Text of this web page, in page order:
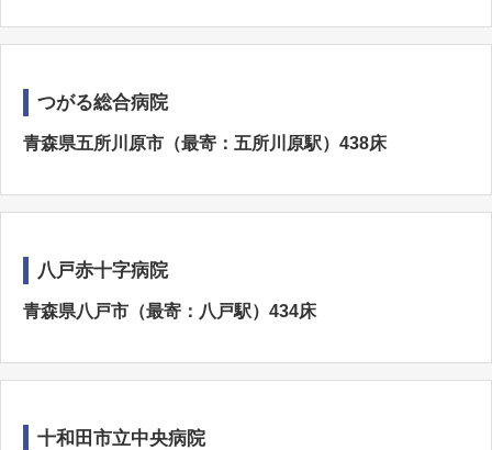
つがる総合病院
青森県五所川原市（最寄：五所川原駅）438床
八戸赤十字病院
青森県八戸市（最寄：八戸駅）434床
十和田市立中央病院